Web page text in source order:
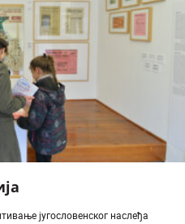
југословенског наслеђа